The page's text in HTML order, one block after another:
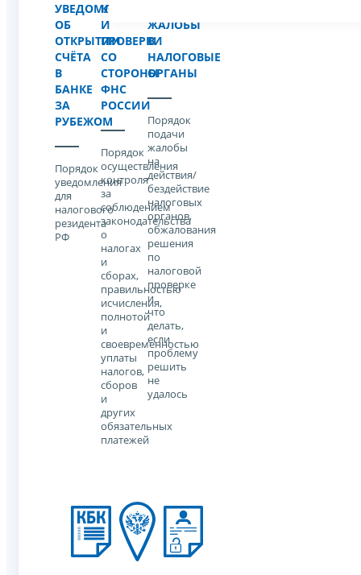
УВЕДОМЛЕНИЕ
ОБ
ОТКРЫТИИ
СЧЁТА
В
БАНКЕ
ЗА
РУБЕЖОМ
Порядок
уведомления
для
налогового
резидента
РФ
КОНТРОЛЬ
И
ПРОВЕРКИ
СО
СТОРОНЫ
ФНС
РОССИИ
Порядок
осуществления
контроля
за
соблюдением
законодательства
о
налогах
и
сборах,
правильностью
исчисления,
полнотой
и
своевременностью
уплаты
налогов,
сборов
и
других
обязательных
платежей
ЖАЛОБЫ
В
НАЛОГОВЫЕ
ОРГАНЫ
Порядок
подачи
жалобы
на
действия/
бездействие
налоговых
органов,
обжалования
решения
по
налоговой
проверке
и
что
делать,
если
проблему
решить
не
удалось